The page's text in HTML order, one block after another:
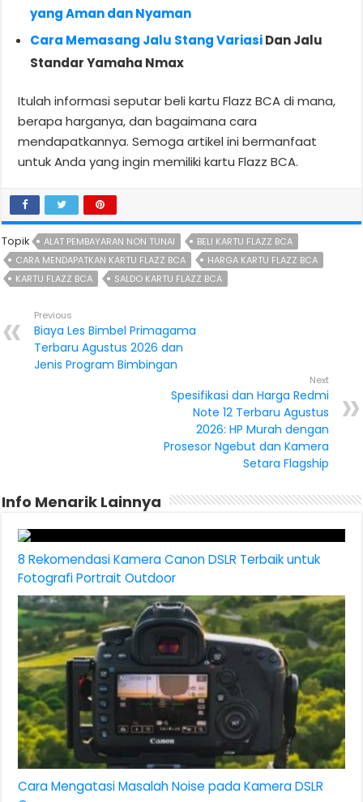
yang Aman dan Nyaman
Cara Memasang Jalu Stang VariasiDan Jalu
Standar Yamaha Nmax
Itulah informasi seputar beli kartu Flazz BCA di mana,
berapa harganya, dan bagaimana cara
mendapatkannya. Semoga artikel ini bermanfaat
untuk Anda yang ingin memiliki kartu Flazz BCA.
Topik ALAT PEMBAYARAN NON TUNAI
BELI KARTU FLAZZ BCA
CARA MENDAPATKAN KARTU FLAZZ BCA
HARGA KARTU FLAZZ BCA
KARTU FLAZZ BCA
SALDO KARTU FLAZZ BCA
Previous
Biaya Les Bimbel Primagama
Terbaru Agustus 2026 dan
Jenis Program Bimbingan
Next
Spesifikasi dan Harga Redmi
Note 12 Terbaru Agustus
2026: HP Murah dengan
Prosesor Ngebut dan Kamera
Setara Flagship
Info Menarik Lainnya
8 Rekomendasi Kamera Canon DSLR Terbaik untuk
Fotografi Portrait Outdoor
Cara Mengatasi Masalah Noise pada Kamera DSLR